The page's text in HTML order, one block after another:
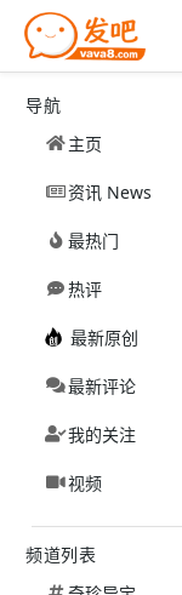
导航
主页
资讯 News
最热门
热评
最新原创
最新评论
我的关注
视频
频道列表